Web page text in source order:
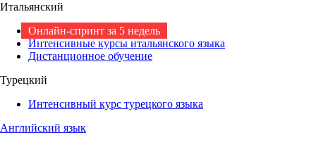
Итальянский
Онлайн-спринт за 5 недель
Интенсивные курсы итальянского языка
Дистанционное обучение
Турецкий
Интенсивный курс турецкого языка
Английский язык